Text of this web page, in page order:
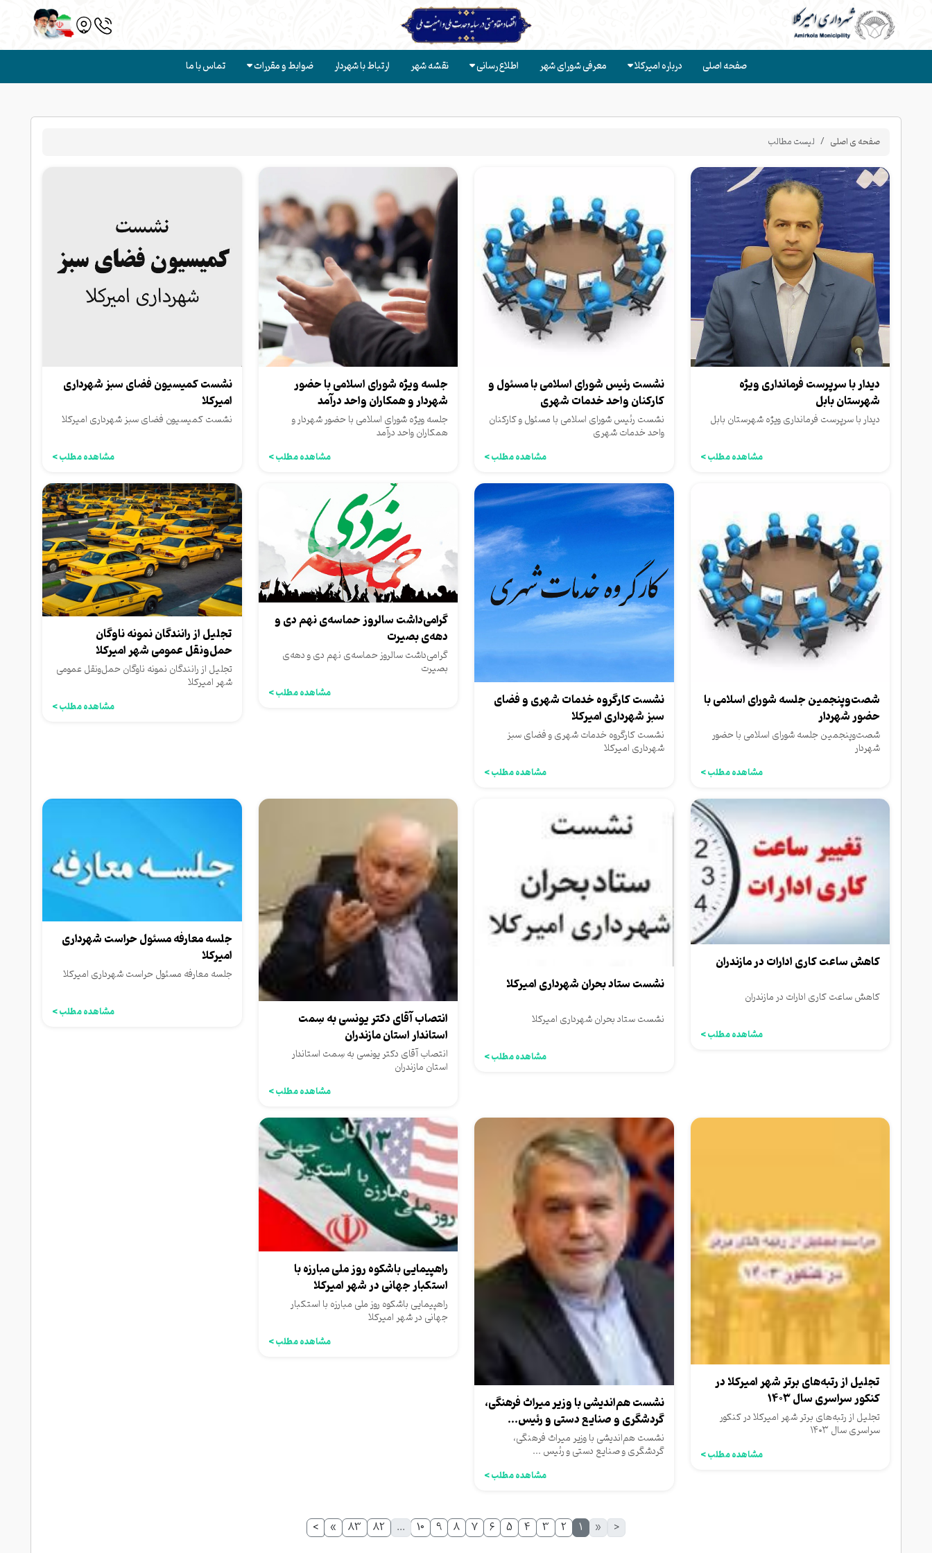
صفحه اصلی درباره امیرکلا معرفی شورای شهر اطلاع رسانی نقشه شهر ارتباط با شهردار ضوابط و مقررات تماس با ما
صفحه ی اصلی لیست مطالب
دیدار با سرپرست فرمانداری ویژه
شهرستان بابل
دیدار با سرپرست فرمانداری ویژه شهرستان بابل
مشاهده مطلب >
نشست رئیس شورای اسلامی با مسئول و
کارکنان واحد خدمات شهری
نشست رئیس شورای اسلامی با مسئول و کارکنان
واحد خدمات شهری
مشاهده مطلب >
جلسه ویژه شورای اسلامی با حضور
شهردار و همکاران واحد درآمد
جلسه ویژه شورای اسلامی با حضور شهردار و
همکاران واحد درآمد
مشاهده مطلب >
نشست کمیسیون فضای سبز شهرداری
امیرکلا
نشست کمیسیون فضای سبز شهرداری امیرکلا
مشاهده مطلب >
شصت‌وپنجمین جلسه شورای اسلامی با
حضور شهردار
شصت‌وپنجمین جلسه شورای اسلامی با حضور
شهردار
مشاهده مطلب >
نشست کارگروه خدمات شهری و فضای
سبز شهرداری امیرکلا
نشست کارگروه خدمات شهری و فضای سبز
شهرداری امیرکلا
مشاهده مطلب >
گرامی‌داشت سالروز حماسه‌ی نهم دی و
دهه‌ی بصیرت
گرامی‌داشت سالروز حماسه‌ی نهم دی و دهه‌ی
بصیرت
مشاهده مطلب >
تجلیل از رانندگان نمونه ناوگان
حمل‌ونقل عمومی شهر امیرکلا
تجلیل از رانندگان نمونه ناوگان حمل‌ونقل عمومی
شهر امیرکلا
مشاهده مطلب >
کاهش ساعت کاری ادارات در مازندران
کاهش ساعت کاری ادارات در مازندران
مشاهده مطلب >
نشست ستاد بحران شهرداری امیرکلا
نشست ستاد بحران شهرداری امیرکلا
مشاهده مطلب >
انتصاب آقای دکتر یونسی به سِمت
استاندار استان مازندران
انتصاب آقای دکتر یونسی به سِمت استاندار
استان مازندران
مشاهده مطلب >
جلسه معارفه مسئول حراست شهرداری
امیرکلا
جلسه معارفه مسئول حراست شهرداری امیرکلا
مشاهده مطلب >
تجلیل از رتبه‌های برتر شهر امیرکلا در
کنکور سراسری سال ۱۴۰۳
تجلیل از رتبه‌های برتر شهر امیرکلا در کنکور
سراسری سال ۱۴۰۳
مشاهده مطلب >
نشست هم‌اندیشی با وزیر میراث فرهنگی،
گردشگری و صنایع دستی و رئیس...
نشست هم‌اندیشی با وزیر میراث فرهنگی،
گردشگری و صنایع دستی و رئیس ...
مشاهده مطلب >
راهپیمایی باشکوه روز ملی مبارزه با
استکبار جهانی در شهر امیرکلا
راهپیمایی باشکوه روز ملی مبارزه با استکبار
جهانی در شهر امیرکلا
مشاهده مطلب >
<
«
1
2
3
4
5
6
7
8
9
10
...
82
83
»
>